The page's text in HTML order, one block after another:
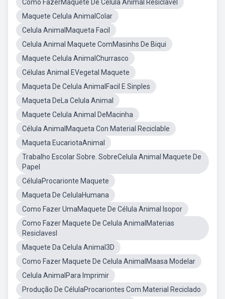
Como FazerMaquete De Celula Animal Resiclavel
Maquete Celula AnimalColar
Celula AnimalMaqueta Facil
Celula Animal Maquete ComMasinhs De Biqui
Maquete Celula AnimalChurrasco
Células Animal EVegetal Maquete
Maqueta De Celula AnimalFacil E Sinples
Maqueta DeLa Celula Animal
Maquete Celula Animal DeMacinha
Célula AnimalMaqueta Con Material Reciclable
Maqueta EucariotaAnimal
Trabalho Escolar Sobre. SobreCelula Animal Maquete De
Papel
CélulaProcarionte Maquete
Maqueta De CelulaHumana
Como Fazer UmaMaquete De Célula Animal Isopor
Como Fazer Maquete De Celula AnimalMaterias
Resiclavesl
Maquete Da Celula Animal3D
Como Fazer Maquete De Celula AnimalMaasa Modelar
Celula AnimalPara Imprimir
Produção De CélulaProcariontes Com Material Reciclado